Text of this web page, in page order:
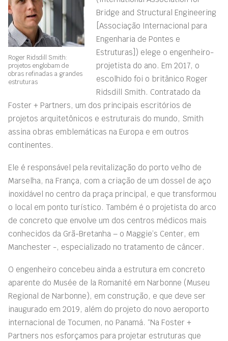
Roger Ridsdill Smith:
projetos englobam de
obras refinadas a grandes
estruturas
Bridge and Structural Engineering
[Associação Internacional para
Engenharia de Pontes e
Estruturas]) elege o engenheiro-
projetista do ano. Em 2017, o
escolhido foi o britânico Roger
Ridsdill Smith. Contratado da
Foster + Partners, um dos principais escritórios de
projetos arquitetônicos e estruturais do mundo, Smith
assina obras emblemáticas na Europa e em outros
continentes.
Ele é responsável pela revitalização do porto velho de
Marselha, na França, com a criação de um dossel de aço
inoxidável no centro da praça principal, e que transformou
o local em ponto turístico. Também é o projetista do arco
de concreto que envolve um dos centros médicos mais
conhecidos da Grã-Bretanha – o Maggie’s Center, em
Manchester -, especializado no tratamento de câncer.
O engenheiro concebeu ainda a estrutura em concreto
aparente do Musée de la Romanité em Narbonne (Museu
Regional de Narbonne), em construção, e que deve ser
inaugurado em 2019, além do projeto do novo aeroporto
internacional de Tocumen, no Panamá. “Na Foster +
Partners nos esforçamos para projetar estruturas que